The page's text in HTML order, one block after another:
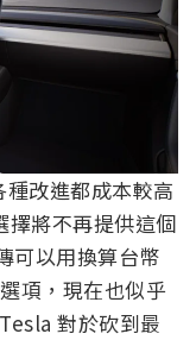
改進都成本較高
擇將不再提供這個
可以用換算台幣
項，現在也似乎
對於砍到最